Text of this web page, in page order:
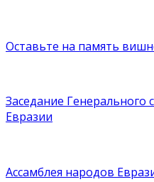
Оставьте на память
Заседание Генерального
Евразии
Ассамблея народов